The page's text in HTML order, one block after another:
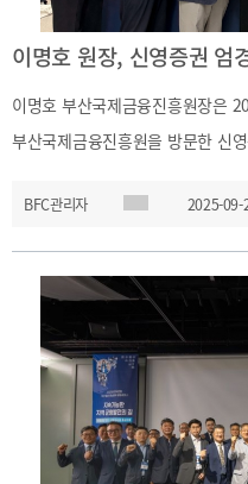
이명호 원장, 신영증권 엄
이명호 부산국제금융진흥원장은
부산국제금융진흥원을 방문한 신
방향을 논의했습니다.
BFC관리자 2025-09-